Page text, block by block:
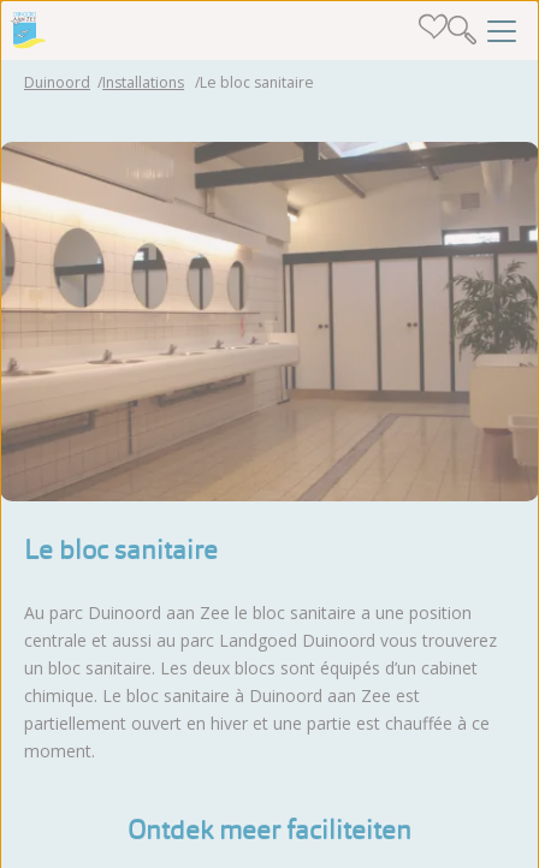
Duinoord Installations Le bloc sanitaire
Le bloc sanitaire
Au parc Duinoord aan Zee le bloc sanitaire a une position
centrale et aussi au parc Landgoed Duinoord vous trouverez
un bloc sanitaire. Les deux blocs sont équipés d’un cabinet
chimique. Le bloc sanitaire à Duinoord aan Zee est
partiellement ouvert en hiver et une partie est chauffée à ce
moment.
Ontdek meer faciliteiten